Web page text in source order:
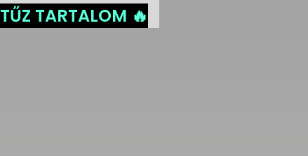
TŰZ TARTALOM 🔥